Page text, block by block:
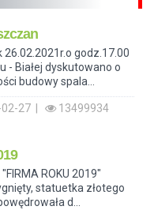
26.02.2021r.o godz.17.00
- Białej dyskutowano o
budowy spala...
27 | 13499934
ROKU 2019"
statuetka złotego
d...